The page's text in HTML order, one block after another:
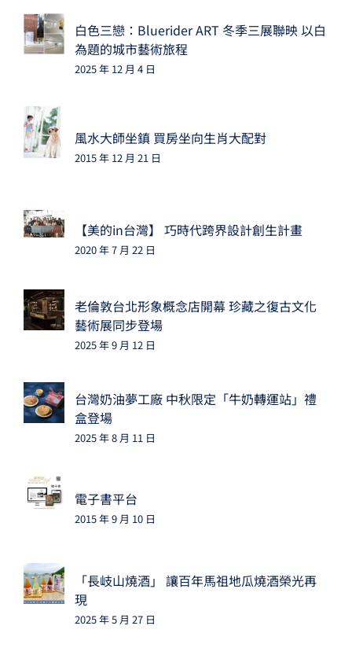
白色三戀：Bluerider ART 冬季三展聯映 以白
為題的城市藝術旅程
2025 年 12 月 4 日
風水大師坐鎮 買房坐向生肖大配對
2015 年 12 月 21 日
【美的in台灣】 巧時代跨界設計創生計畫
2020 年 7 月 22 日
老倫敦台北形象概念店開幕 珍藏之復古文化
藝術展同步登場
2025 年 9 月 12 日
台灣奶油夢工廠 中秋限定「牛奶轉運站」禮
盒登場
2025 年 8 月 11 日
電子書平台
2015 年 9 月 10 日
「長岐山燒酒」 讓百年馬祖地瓜燒酒榮光再
現
2025 年 5 月 27 日